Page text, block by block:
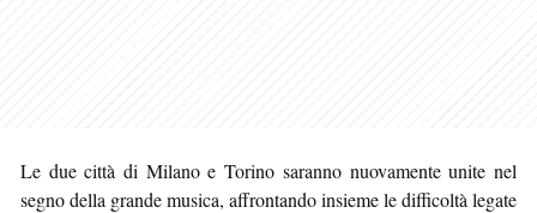
Le due città di Milano e Torino saranno nuovamente unite nel
segno della grande musica, affrontando insieme le difficoltà legate